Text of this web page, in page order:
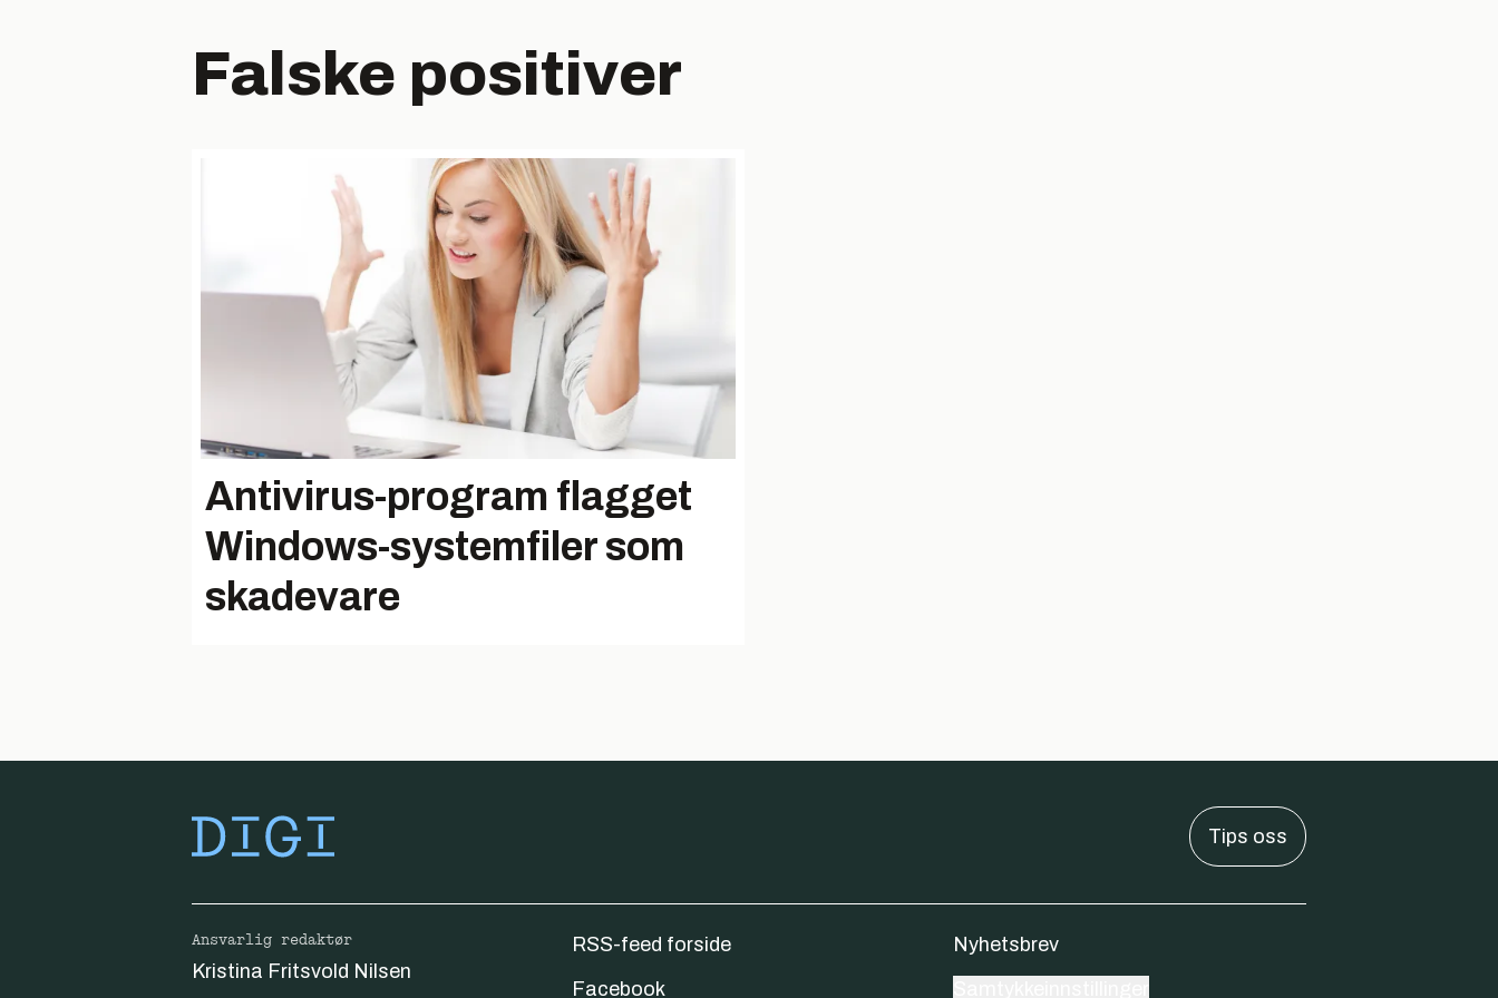
Falske positiver
Antivirus-program flagget
Windows-systemfiler som
skadevare
Tips oss
Ansvarlig redaktør
Kristina Fritsvold Nilsen
RSS-feed forside
Facebook
Nyhetsbrev